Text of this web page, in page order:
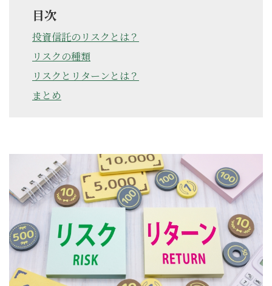
目次
投資信託のリスクとは？
リスクの種類
リスクとリターンとは？
まとめ